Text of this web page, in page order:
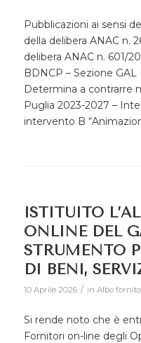
Pubblicazioni ai sensi
della delibera ANAC n.
delibera ANAC n. 601/
BDNCP – Sezione
Determina a contrarre
Puglia 2023-2027 –
intervento B
ISTITUITO
ONLINE DEL
STRUMENTO
DI BENI,
10 Aprile 2026 / in Albo
Si rende noto che è
Fornitori on-line degli